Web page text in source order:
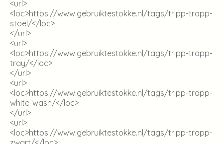
<url>
<loc>https://www.gebruiktestokke.nl/tags/tripp-trapp-
stoel/</loc>
</url>
<url>
<loc>https://www.gebruiktestokke.nl/tags/tripp-trapp-
tray/</loc>
</url>
<url>
<loc>https://www.gebruiktestokke.nl/tags/tripp-trapp-
white-wash/</loc>
</url>
<url>
<loc>https://www.gebruiktestokke.nl/tags/tripp-trapp-